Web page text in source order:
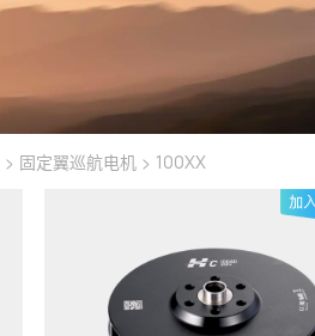
> 固定翼巡航电机 > 100XX